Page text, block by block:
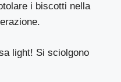
i biscotti nella
light! Si sciolgono